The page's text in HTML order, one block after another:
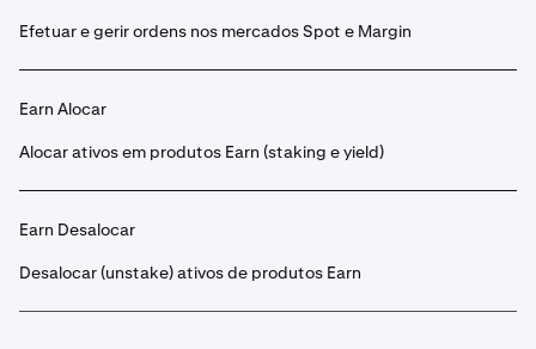
Efetuar e gerir ordens nos mercados Spot e Margin
Earn Alocar
Alocar ativos em produtos Earn (staking e yield)
Earn Desalocar
Desalocar (unstake) ativos de produtos Earn